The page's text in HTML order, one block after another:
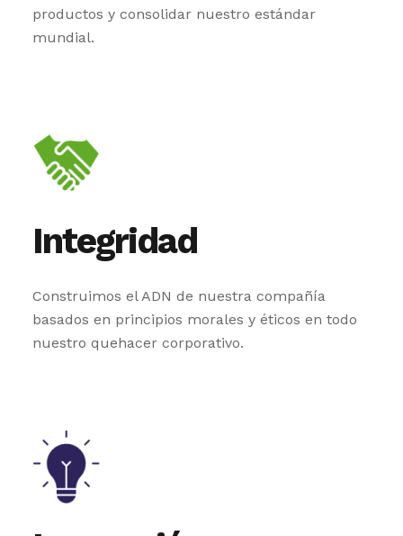
productos y consolidar nuestro estándar
mundial.
Integridad
Construimos el ADN de nuestra compañía
basados en principios morales y éticos en todo
nuestro quehacer corporativo.